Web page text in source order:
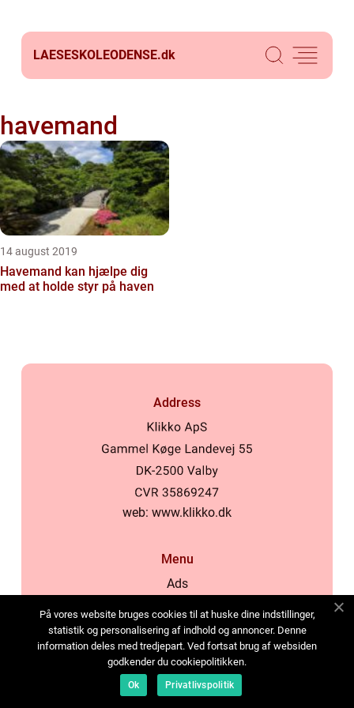
LAESESKOLEODENSE.dk
havemand
14 august 2019
Havemand kan hjælpe dig
med at holde styr på haven
Address
web: www.klikko.dk
Menu
Ads
Cookies
Contact
Sitemap
På vores website bruges cookies til at huske dine indstillinger,
statistik og personalisering af indhold og annoncer. Denne
information deles med tredjepart. Ved fortsat brug af websiden
godkender du cookiepolitikken.
Ok Privatlivspolitik